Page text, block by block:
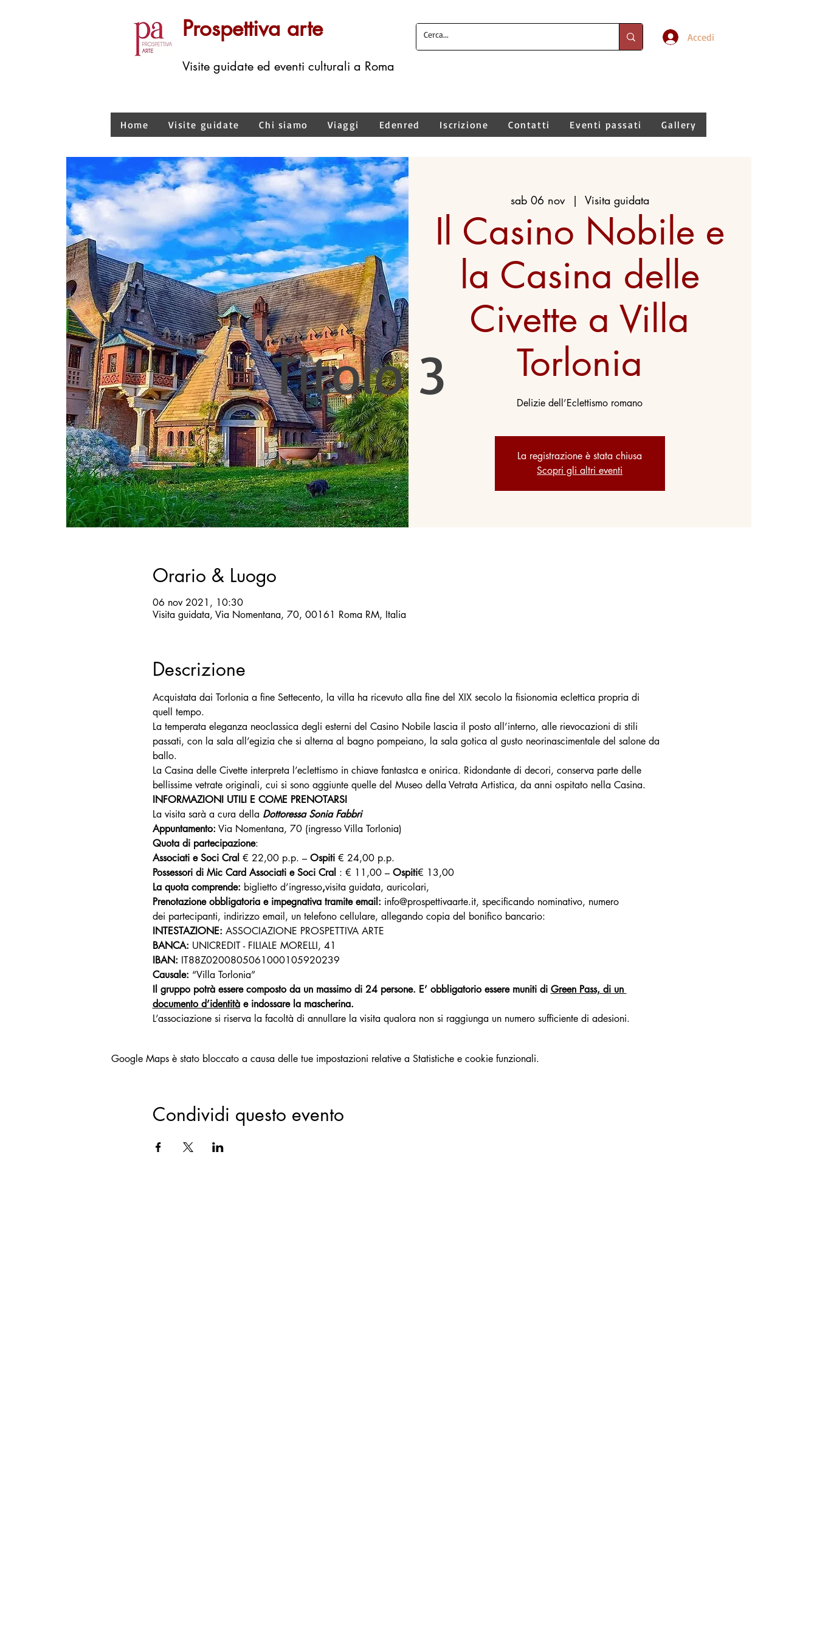
Prospettiva arte
Visite guidate ed eventi culturali a Roma
Accedi
Home Visite guidate Chi siamo Viaggi Edenred Iscrizione Contatti Eventi passati Gallery
sab 06 nov
  |
Visita guidata
Il Casino Nobile e
la Casina delle
Civette a Villa
Torlonia
Delizie dell’Eclettismo romano
La registrazione è stata chiusa
Scopri gli altri eventi
Orario & Luogo
06 nov 2021, 10:30
Visita guidata, Via Nomentana, 70, 00161 Roma RM, Italia
Descrizione
Acquistata dai Torlonia a fine Settecento, la villa ha ricevuto alla fine del XIX secolo la fisionomia eclettica propria di
quell tempo.
La temperata eleganza neoclassica degli esterni del Casino Nobile lascia il posto all’interno, alle rievocazioni di stili
passati, con la sala all’egizia che si alterna al bagno pompeiano, la sala gotica al gusto neorinascimentale del salone da
ballo.
La Casina delle Civette interpreta l’eclettismo in chiave fantastca e onirica. Ridondante di decori, conserva parte delle
bellissime vetrate originali, cui si sono aggiunte quelle del Museo della Vetrata Artistica, da anni ospitato nella Casina.
INFORMAZIONI UTILI E COME PRENOTARSI
La visita sarà a cura della Dottoressa Sonia Fabbri
Appuntamento: Via Nomentana, 70 (ingresso Villa Torlonia)
Quota di partecipazione:
Associati e Soci Cral € 22,00 p.p. – Ospiti € 24,00 p.p.
Possessori di Mic Card Associati e Soci Cral : € 11,00 – Ospiti€ 13,00
La quota comprende: biglietto d’ingresso,visita guidata, auricolari,
Prenotazione obbligatoria e impegnativa tramite email: info@prospettivaarte.it, specificando nominativo, numero
dei partecipanti, indirizzo email, un telefono cellulare, allegando copia del bonifico bancario:
INTESTAZIONE: ASSOCIAZIONE PROSPETTIVA ARTE
BANCA: UNICREDIT - FILIALE MORELLI, 41
IBAN: IT88Z0200805061000105920239
Causale: “Villa Torlonia”
Il gruppo potrà essere composto da un massimo di 24 persone. E’ obbligatorio essere muniti di Green Pass, di un
documento d’identità e indossare la mascherina.
L’associazione si riserva la facoltà di annullare la visita qualora non si raggiunga un numero sufficiente di adesioni.
Google Maps è stato bloccato a causa delle tue impostazioni relative a Statistiche e cookie funzionali.
Condividi questo evento
Titolo 3